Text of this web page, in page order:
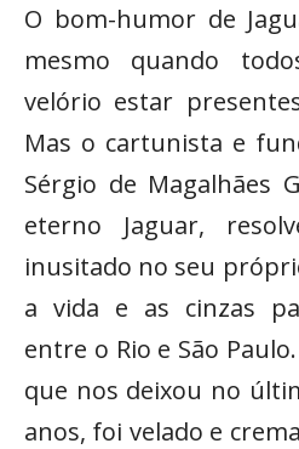
O bom-humor de
mesmo quando
velório estar
Mas o cartunista e
Sérgio de Magalhães
eterno Jaguar,
inusitado no seu
a vida e as cinzas
entre o Rio e São
que nos deixou no
anos, foi velado e